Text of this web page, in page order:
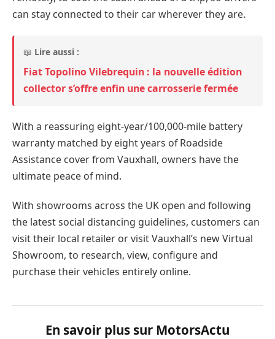
can stay connected to their car wherever they are.
📖 Lire aussi :
Fiat Topolino Vilebrequin : la nouvelle édition
collector s’offre enfin une carrosserie fermée
With a reassuring eight-year/100,000-mile battery
warranty matched by eight years of Roadside
Assistance cover from Vauxhall, owners have the
ultimate peace of mind.
With showrooms across the UK open and following
the latest social distancing guidelines, customers can
visit their local retailer or visit Vauxhall’s new Virtual
Showroom, to research, view, configure and
purchase their vehicles entirely online.
En savoir plus sur MotorsActu